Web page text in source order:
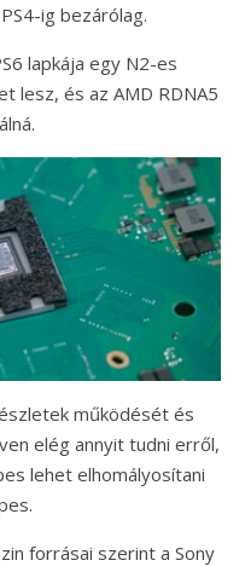
ig bezárólag.
lapkája egy N2-es
lesz, és az AMD RDNA5
működését és
elég annyit tudni erről,
lehet elhomályosítani
forrásai szerint a Sony